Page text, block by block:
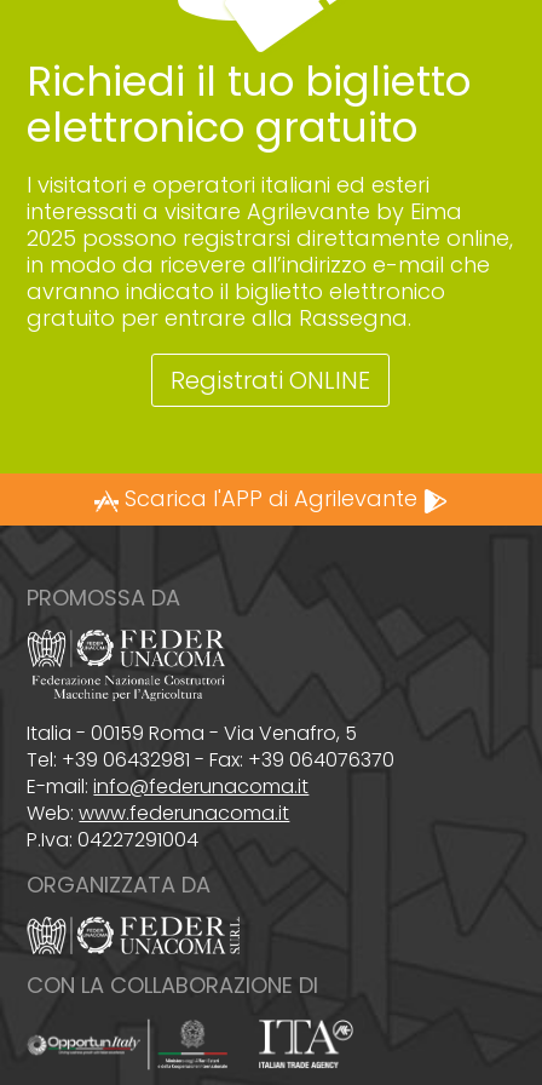
Richiedi il tuo biglietto
elettronico gratuito
I visitatori e operatori italiani ed esteri
interessati a visitare Agrilevante by Eima
2025 possono registrarsi direttamente online,
in modo da ricevere all’indirizzo e-mail che
avranno indicato il biglietto elettronico
gratuito per entrare alla Rassegna.
Registrati ONLINE
Scarica l'APP di Agrilevante
PROMOSSA DA
Italia - 00159 Roma - Via Venafro, 5
Tel: +39 06432981 - Fax: +39 064076370
E-mail:info@federunacoma.it
Web:www.federunacoma.it
P.Iva: 04227291004
ORGANIZZATA DA
CON LA COLLABORAZIONE DI